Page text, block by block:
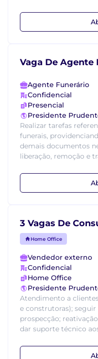
Vaga De Agente
Agente Funerário
Confidencial
Presencial
Presidente
Realizar tarefas
funerais,
demais documentos
liberação, remoção e
3 Vagas De
Home Office
Vendedor externo
Confidencial
Home Office
Presidente
Atendimento a
e construtoras);
prospecção;
dar suporte técnico